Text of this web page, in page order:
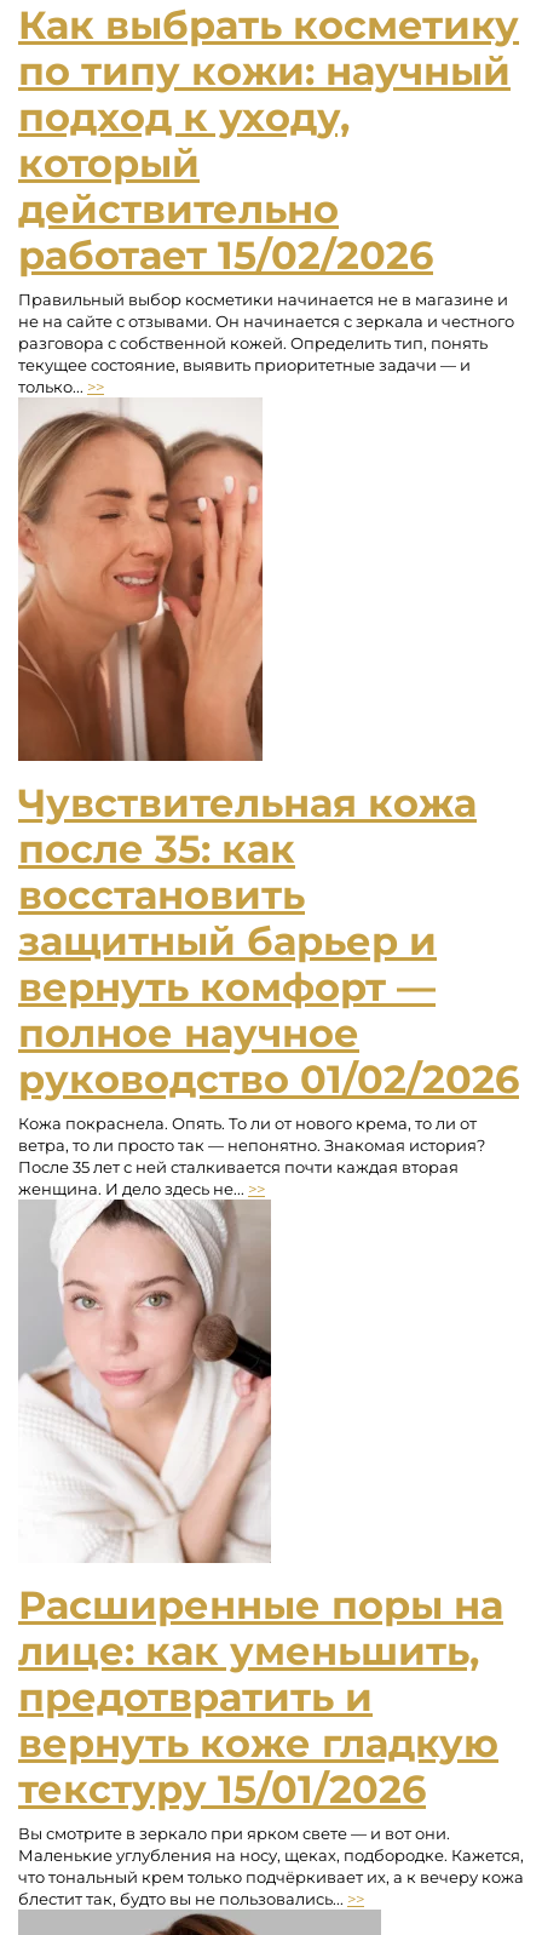
Как выбрать косметику
по типу кожи: научный
подход к уходу,
который
действительно
работает 15/02/2026
Правильный выбор косметики начинается не в магазине и
не на сайте с отзывами. Он начинается с зеркала и честного
разговора с собственной кожей. Определить тип, понять
текущее состояние, выявить приоритетные задачи — и
только... >>
Чувствительная кожа
после 35: как
восстановить
защитный барьер и
вернуть комфорт —
полное научное
руководство 01/02/2026
Кожа покраснела. Опять. То ли от нового крема, то ли от
ветра, то ли просто так — непонятно. Знакомая история?
После 35 лет с ней сталкивается почти каждая вторая
женщина. И дело здесь не... >>
Расширенные поры на
лице: как уменьшить,
предотвратить и
вернуть коже гладкую
текстуру 15/01/2026
Вы смотрите в зеркало при ярком свете — и вот они.
Маленькие углубления на носу, щеках, подбородке. Кажется,
что тональный крем только подчёркивает их, а к вечеру кожа
блестит так, будто вы не пользовались... >>